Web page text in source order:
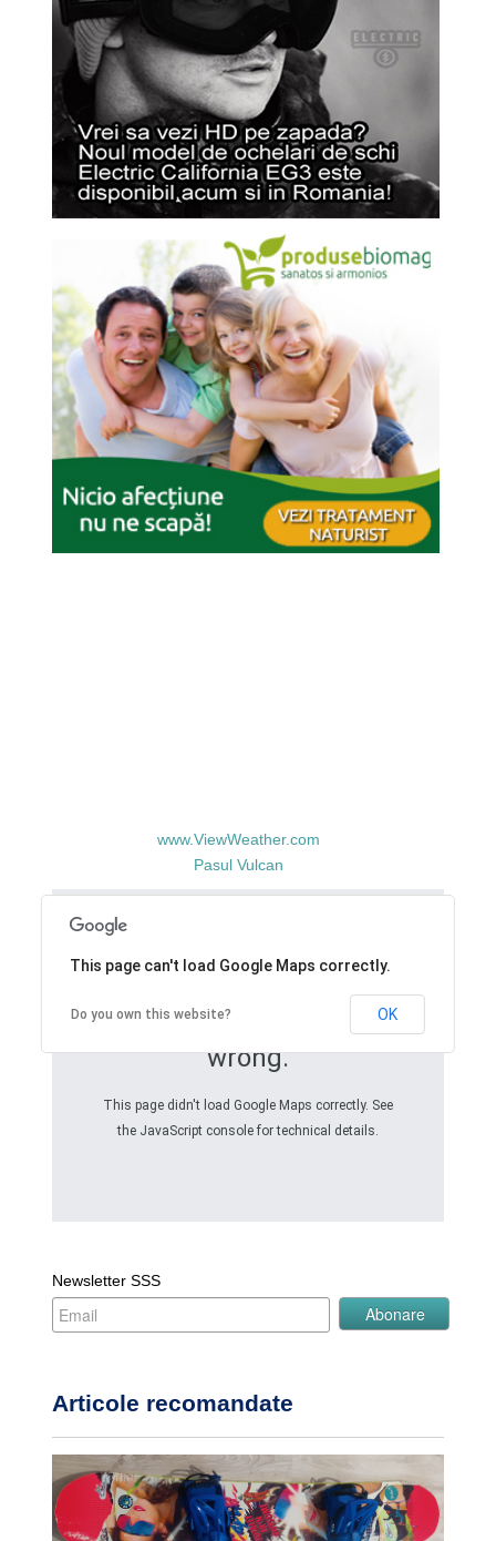
www.ViewWeather.com
Pasul Vulcan
Oops! Something went
wrong.
This page didn't load Google Maps correctly. See
the JavaScript console for technical details.
This page can't load Google Maps correctly.
Do you own this website? OK
Newsletter SSS
Articole recomandate